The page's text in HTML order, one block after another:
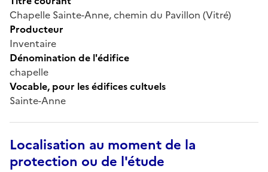
Chapelle Sainte-Anne, chemin du Pavillon (Vitré)
Producteur
Inventaire
Dénomination de l'édifice
chapelle
Vocable, pour les édifices cultuels
Sainte-Anne
Localisation au moment de la
protection ou de l'étude